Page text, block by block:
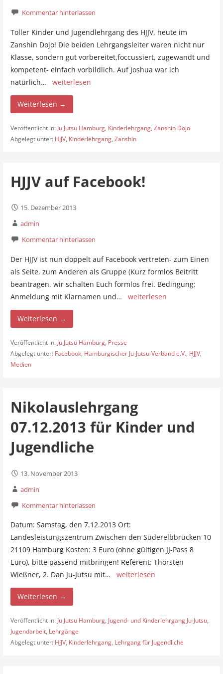
Kommentar hinterlassen
Toller Kinder und Jugendlehrgang des HJJV, heute im
Zanshin Dojo! Die beiden Lehrgangsleiter waren nicht nur
Klasse, sondern gut vorbereitet,foccussiert, zugewandt und
kompetent- einfach vorbildlich. Auf Joshua war ich
natürlich… weiterlesen
Weiterlesen →
Veröffentlicht in: Ju Jutsu Hamburg, Kinderlehrgang, Zanshin Dojo
Abgelegt unter: HJJV, Kinderlehrgang, Zanshin
HJJV auf Facebook!
15. Dezember 2013
admin
Kommentar hinterlassen
Der HJJV ist nun doppelt auf Facebook vertreten- zum Einen
als Seite, zum Anderen als Gruppe (Kurz formlos Beitritt
beantragen, wir schalten Euch formlos frei. Bedingung:
Anmeldung mit Klarnamen und… weiterlesen
Weiterlesen →
Veröffentlicht in: Ju Jutsu Hamburg, Presse
Abgelegt unter: Facebook, Hamburgischer Ju-Jutsu-Verband e.V., HJJV,
Medien
Nikolauslehrgang
07.12.2013 für Kinder und
Jugendliche
13. November 2013
admin
Kommentar hinterlassen
Datum: Samstag, den 7.12.2013 Ort:
Landesleistungszentrum Zwischen den Süderelbbrücken 10
21109 Hamburg Kosten: 3 Euro (ohne gültigen JJ-Pass 8
Euro), bitte passend mitbringen! Referent: Thorsten
Wießner, 2. Dan Ju-Jutsu mit… weiterlesen
Weiterlesen →
Veröffentlicht in: Ju Jutsu Hamburg, Jugend- und Kinderlehrgang Ju-Jutsu,
Jugendarbeit, Lehrgänge
Abgelegt unter: HJJV, Kinderlehrgang, Lehrgang für Jugendliche